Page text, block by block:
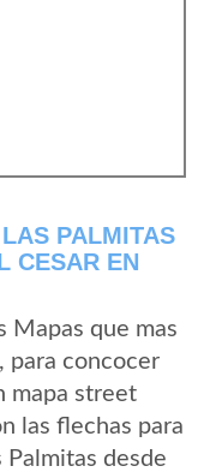
PALMITAS
CESAR EN
Mapas que mas
para concocer
mapa street
las flechas para
desde